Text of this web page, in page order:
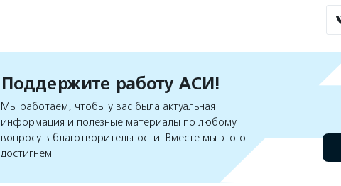
Поддержите работу АСИ!
Мы работаем, чтобы у вас была актуальная
информация и полезные материалы по любому
вопросу в благотворительности. Вместе мы этого
достигнем